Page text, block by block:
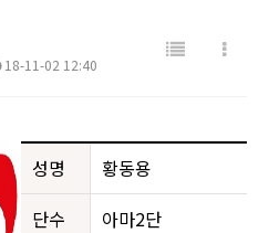
18-11-02 12:40
성명
황동용
단수
아마2단